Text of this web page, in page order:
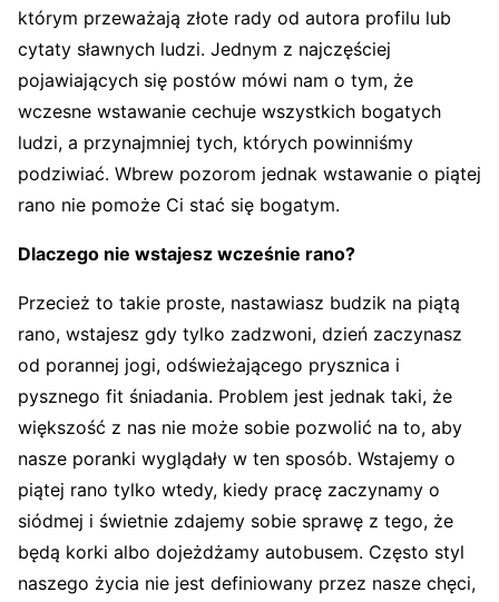
którym przeważają złote rady od autora profilu lub
cytaty sławnych ludzi. Jednym z najczęściej
pojawiających się postów mówi nam o tym, że
wczesne wstawanie cechuje wszystkich bogatych
ludzi, a przynajmniej tych, których powinniśmy
podziwiać. Wbrew pozorom jednak wstawanie o piątej
rano nie pomoże Ci stać się bogatym.
Dlaczego nie wstajesz wcześnie rano?
Przecież to takie proste, nastawiasz budzik na piątą
rano, wstajesz gdy tylko zadzwoni, dzień zaczynasz
od porannej jogi, odświeżającego prysznica i
pysznego fit śniadania. Problem jest jednak taki, że
większość z nas nie może sobie pozwolić na to, aby
nasze poranki wyglądały w ten sposób. Wstajemy o
piątej rano tylko wtedy, kiedy pracę zaczynamy o
siódmej i świetnie zdajemy sobie sprawę z tego, że
będą korki albo dojeżdżamy autobusem. Często styl
naszego życia nie jest definiowany przez nasze chęci,